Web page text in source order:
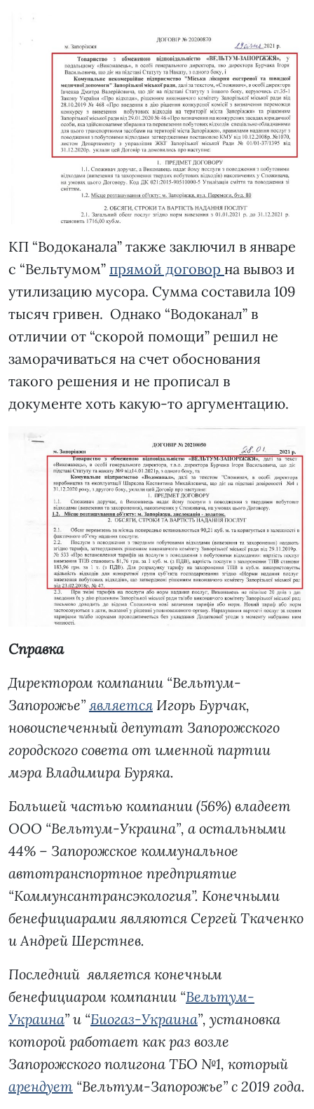
КП “Водоканала” также заключил в январе
с “Вельтумом” прямой договор на вывоз и
утилизацию мусора. Сумма составила 109
тысяч гривен. Однако “Водоканал” в
отличии от “скорой помощи” решил не
заморачиваться на счет обоснования
такого решения и не прописал в
документе хоть какую-то аргументацию.
Справка
Директором компании “Вельтум-
Запорожье” является Игорь Бурчак,
новоиспеченный депутат Запорожского
городского совета от именной партии
мэра Владимира Буряка.
Большей частью компании (56%) владеет
ООО “Вельтум-Украина”, а остальными
44% – Запорожское коммунальное
автотранспортное предприятие
“Коммунсантрансэкология”. Конечными
бенефициарами являются Сергей Ткаченко
и Андрей Шерстнев.
Последний является конечным
бенефициаром компании “Вельтум-
Украина” и “Биогаз-Украина”, установка
которой работает как раз возле
Запорожского полигона ТБО №1, который
арендует “Вельтум-Запорожье” с 2019 года.